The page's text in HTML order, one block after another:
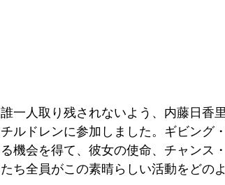
誰一人取り残されないよう、内藤日香
チルドレンに参加しました。ギビング
る機会を得て、彼女の使命、チャンス
たち全員がこの素晴らしい活動をどの